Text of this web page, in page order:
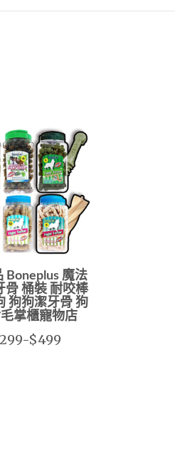
Boneplus 魔法
骨 桶裝 耐咬棒
狗狗潔牙骨 狗
掌櫃寵物店
$499